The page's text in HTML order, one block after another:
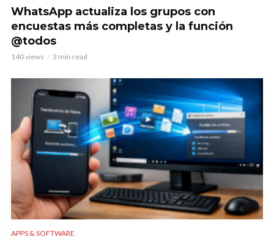
WhatsApp actualiza los grupos con
encuestas más completas y la función
@todos
140 views 3 min read
APPS & SOFTWARE